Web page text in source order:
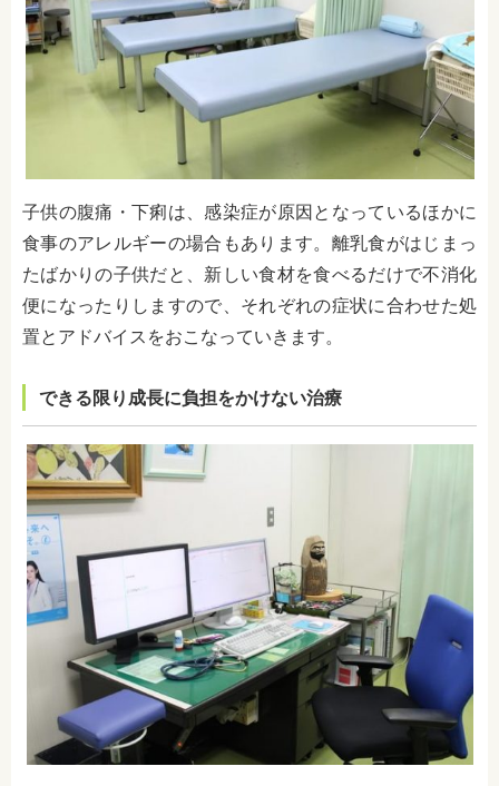
子供の腹痛・下痢は、感染症が原因となっているほかに
食事のアレルギーの場合もあります。離乳食がはじまっ
たばかりの子供だと、新しい食材を食べるだけで不消化
便になったりしますので、それぞれの症状に合わせた処
置とアドバイスをおこなっていきます。
できる限り成長に負担をかけない治療